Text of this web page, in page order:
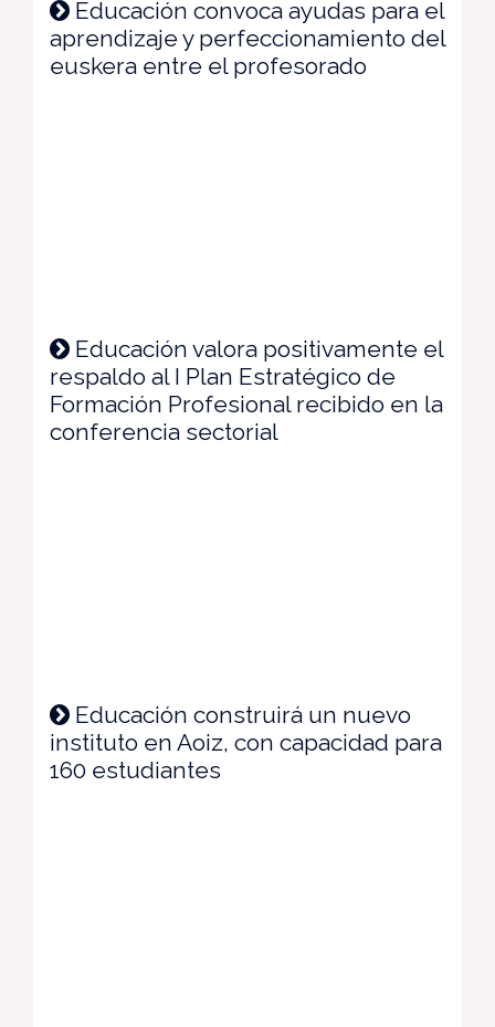
Educación convoca ayudas para el
aprendizaje y perfeccionamiento del
euskera entre el profesorado
Educación valora positivamente el
respaldo al I Plan Estratégico de
Formación Profesional recibido en la
conferencia sectorial
Educación construirá un nuevo
instituto en Aoiz, con capacidad para
160 estudiantes